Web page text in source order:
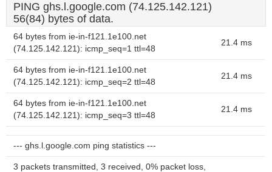
PING ghs.l.google.com (74.125.142.121)
56(84) bytes of data.
64 bytes from ie-in-f121.1e100.net
(74.125.142.121): icmp_seq=1 ttl=48
21.4 ms
64 bytes from ie-in-f121.1e100.net
(74.125.142.121): icmp_seq=2 ttl=48
21.4 ms
64 bytes from ie-in-f121.1e100.net
(74.125.142.121): icmp_seq=3 ttl=48
21.4 ms
--- ghs.l.google.com ping statistics ---
3 packets transmitted, 3 received, 0% packet loss,